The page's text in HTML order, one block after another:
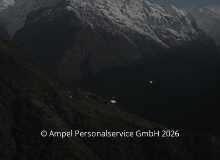
© Ampel Personalservice GmbH 2026